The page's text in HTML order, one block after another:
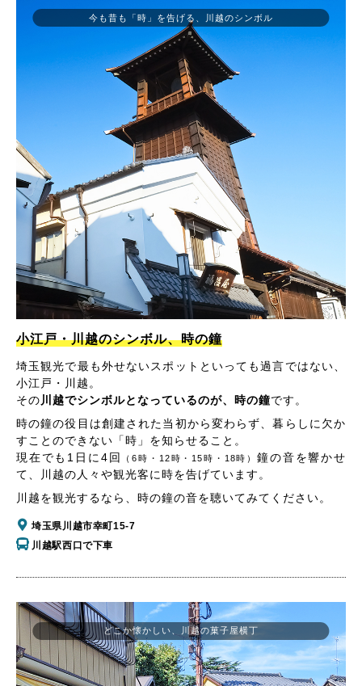
今も昔も「時」を告げる、川越のシンボル
小江戸・川越のシンボル、時の鐘
埼玉観光で最も外せないスポットといっても過言ではない、
小江戸・川越。
その川越でシンボルとなっているのが、時の鐘です。
時の鐘の役目は創建された当初から変わらず、暮らしに欠か
すことのできない「時」を知らせること。
現在でも1日に4回
（6時・12時・15時・18時）鐘の音を響かせ
て、川越の人々や観光客に時を告げています。
川越を観光するなら、時の鐘の音を聴いてみてください。
埼玉県川越市幸町15-7
川越駅西口で下車
どこか懐かしい、川越の菓子屋横丁